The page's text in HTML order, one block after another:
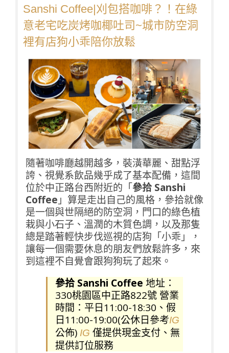
Sanshi Coffee|刈包搭咖啡？！在綠
意老宅吃炭烤咖椰吐司~城市防空洞
裡有店狗小乖陪你放鬆
隨著咖啡廳越開越多，裝潢華麗、甜點浮
誇、視覺系飲品幾乎成了基本配備，這間
位於中正路台西附近的「參拾 Sanshi
Coffee 」算是走出自己的風格，參拾就像
是一個與世隔絕的防空洞，門口的綠色植
栽與小石子、溫潤的木質色調，以及那隻
總是踏著輕快步伐巡視的店狗「小乖」，
讓每一個需要休息的朋友們放鬆許多，來
到這裡不自覺會跟狗狗玩了起來。
參拾 Sanshi Coffee 地址：
330桃園區中正路822號 營業
時間：平日11:00-18:30、假
日11:00-19:00(公休日參考IG
公佈) IG 僅提供現金支付、無
提供訂位服務